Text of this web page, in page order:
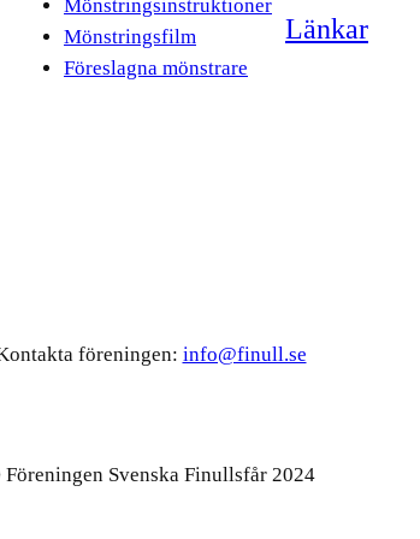
Mönstringsinstruktioner
Mönstringsfilm
Föreslagna mönstrare
Länkar
föreningen: info@finull.se
Svenska Finullsfår 2024